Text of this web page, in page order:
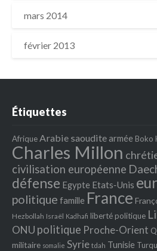
mars 2014
février 2013
Étiquettes
AfriqueArabie saoudite armée Boko
Charles Millon
civilisation européenne
défense Egypte Etats‐Unis
politique famille France
Hezbollah Israël Kadhafi liberté politique
ONU politique Proche-Orient
militaire somalie Syrie tdah Tunisie